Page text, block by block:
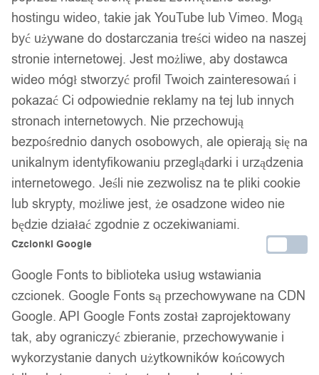
/ 6
Choker koronkowy haft
czarny naszyjnik gothic ch04
19,99
Darmowa dostawa od 90 zł
Dostawa w 24h
Zamówienia złożone do 14:00 wysyłamy tego samego dnia.
hostingu wideo, takie jak YouTube lub Vimeo. Mogą
być używane do dostarczania treści wideo na naszej
stronie internetowej. Jest możliwe, aby dostawca
wideo mógł stworzyć profil Twoich zainteresowań i
pokazać Ci odpowiednie reklamy na tej lub innych
stronach internetowych. Nie przechowują
bezpośrednio danych osobowych, ale opierają się na
unikalnym identyfikowaniu przeglądarki i urządzenia
internetowego. Jeśli nie zezwolisz na te pliki cookie
lub skrypty, możliwe jest, że osadzone wideo nie
będzie działać zgodnie z oczekiwaniami.
Czcionki Google
Google Fonts to biblioteka usług wstawiania
czcionek. Google Fonts są przechowywane na CDN
Google. API Google Fonts został zaprojektowany
tak, aby ograniczyć zbieranie, przechowywanie i
wykorzystanie danych użytkowników końcowych